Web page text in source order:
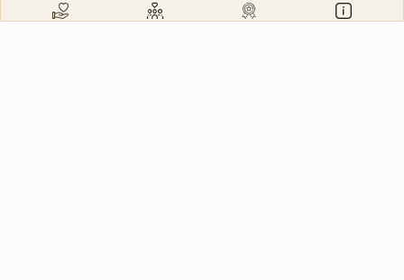
Login
Unrecognized Charge